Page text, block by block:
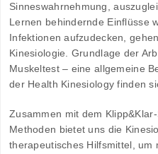
Sinneswahrnehmung,
Lernen behindernde Einflüsse
Infektionen aufzudecken,
Kinesiologie. Grundlage der
Muskeltest – eine allgemeine
der Health Kinesiology finden
Zusammen mit dem
Methoden bietet uns die
therapeutisches Hilfsmittel, um